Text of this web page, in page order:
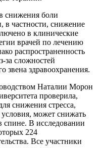
снижения боли
в частности, снижение
в клинические
врачей по лечению
распространенность
за сложностей
звена здравоохранения.
Наталии Морон
проверила,
снижения стресса,
может снижать
спине. В исследовании
224
Все участники